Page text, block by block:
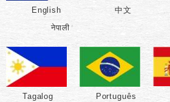
English 中文
नेपाली
Tagalog​ Português​